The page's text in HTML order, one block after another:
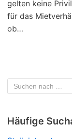
gelten keine
für das
ob…
Häufige